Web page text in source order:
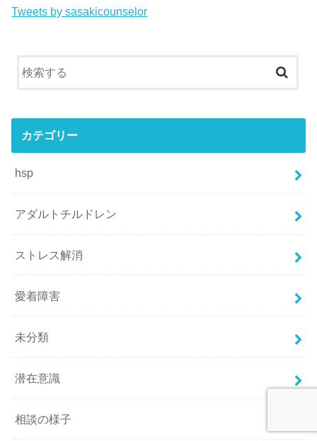
Tweets by sasakicounselor
カテゴリー
hsp
アダルトチルドレン
ストレス解消
愛着障害
未分類
潜在意識
相談の様子